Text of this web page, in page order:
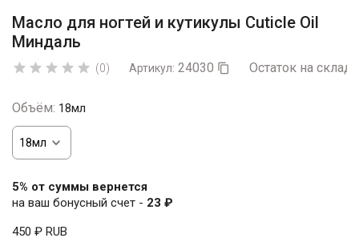
Масло для ногтей и кутикулы Cuticle Oil
Миндаль
     (0) Артикул: 24030  Остаток на
Объём: 18мл
5% от суммы вернется
на ваш бонусный счет - 23 ₽
450 ₽ RUB